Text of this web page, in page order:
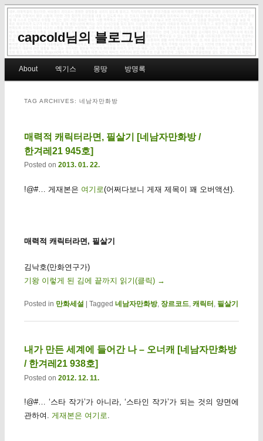
capcold님의 블로그님
Skip to primary content
Skip to secondary content
About 엑기스 몽땅 방명록
TAG ARCHIVES: 네남자만화방
매력적 캐릭터라면, 필살기 [네남자만화방 /
한겨레21 945호]
Posted on 2013. 01. 22.
!@#… 게재본은 여기로(어쩌다보니 게재 제목이 꽤 오버액션).
매력적 캐릭터라면, 필살기
김낙호(만화연구가)
기왕 이렇게 된 김에 끝까지 읽기(클릭) →
Posted in 만화세설 Tagged 네남자만화방, 장르코드, 캐릭터 , 필살기
내가 만든 세계에 들어간 나 – 오너캐 [네남자만화방
/ 한겨레21 938호]
Posted on 2012. 12. 11.
!@#… ‘스타 작가’가 아니라, ‘스타인 작가’가 되는 것의 양면에
관하여. 게재본은 여기로.